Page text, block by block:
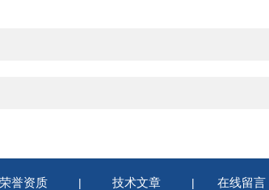
荣誉资质 | 技术文章 | 在线留言